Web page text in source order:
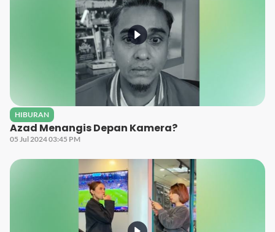
HIBURAN
Azad Menangis Depan Kamera?
05 Jul 2024 03:45 PM